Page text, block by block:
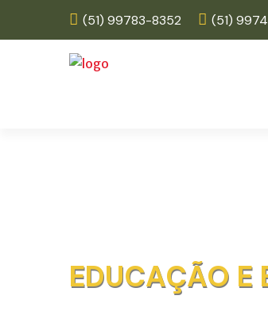
(51) 99783-8352 (51)
EDUCAÇÃO E